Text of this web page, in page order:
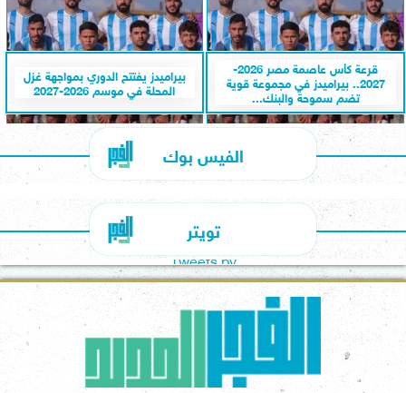
قرعة كأس عاصمة مصر 2026-
2027.. بيراميدز في مجموعة قوية
تضم سموحة والبنك...
بيراميدز يفتتح الدوري بمواجهة غزل
المحلة في موسم 2026-2027
الفيس بوك
تويتر
Tweets by